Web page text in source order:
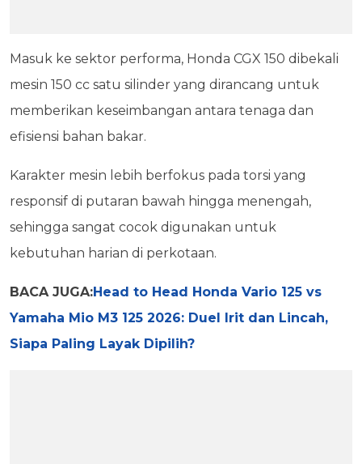
Masuk ke sektor performa, Honda CGX 150 dibekali
mesin 150 cc satu silinder yang dirancang untuk
memberikan keseimbangan antara tenaga dan
efisiensi bahan bakar.
Karakter mesin lebih berfokus pada torsi yang
responsif di putaran bawah hingga menengah,
sehingga sangat cocok digunakan untuk
kebutuhan harian di perkotaan.
BACA JUGA:Head to Head Honda Vario 125 vs
Yamaha Mio M3 125 2026: Duel Irit dan Lincah,
Siapa Paling Layak Dipilih?